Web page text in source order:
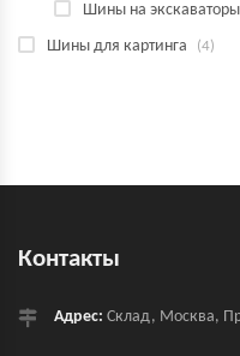
Шины на
Шины для картинга (4)
Контакты
Адрес: Склад, Москва,